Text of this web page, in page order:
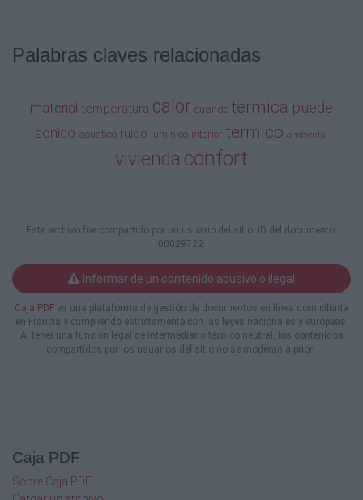
Ext.
Muro
Transmitancia
Ladrillo común sin enlucir
(densidad aparente, 1.500
kg/m3)
75
100
interior de yeso (20 Mm)
Palabras claves relacionadas
material temperatura calor cuando termica puede
sonido acustico ruido luminico interior termico ambiental
vivienda confort
Este archivo fue compartido por un usuario del sitio. ID del documento:
00029722.
Informar de un contenido abusivo o ilegal
Caja PDF es una plataforma de gestión de documentos en línea domiciliada
en Francia y cumpliendo estrictamente con las leyes nacionales y europeas.
Al tener una función legal de intermediario técnico neutral, los contenidos
compartidos por los usuarios del sitio no se moderan a priori.
Caja PDF
Sobre Caja PDF